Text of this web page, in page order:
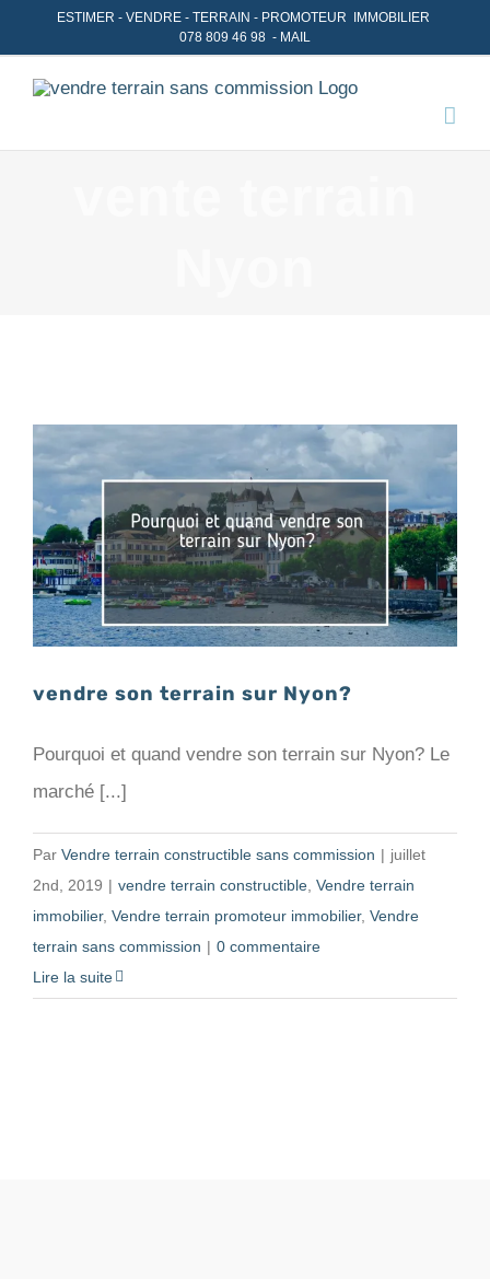
to
content
ESTIMER - VENDRE - TERRAIN - PROMOTEUR IMMOBILIER
078 809 46 98 - MAIL
vendre son terrain sur Nyon?
Pourquoi et quand vendre son terrain sur Nyon? Le
marché [...]
Par Vendre terrain constructible sans commission | juillet
2nd, 2019 | vendre terrain constructible, Vendre terrain
immobilier, Vendre terrain promoteur immobilier, Vendre
terrain sans commission | 0 commentaire
Lire la suite